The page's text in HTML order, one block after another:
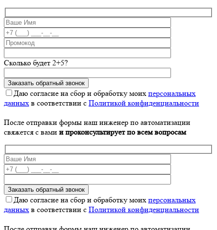
Сколько будет 2+5?
Даю согласие на сбор и обработку моих персональных
данных в соответствии с Политикой конфиденциальности
После отправки формы наш инженер по автоматизации
свяжется с вами и проконсультирует по всем вопросам
Даю согласие на сбор и обработку моих персональных
данных в соответствии с Политикой конфиденциальности